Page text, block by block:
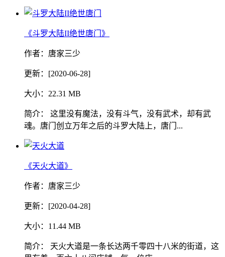
《斗罗大陆II绝世唐门》
作者：唐家三少
更新：[2020-06-28]
大小：22.31 MB
简介： 这里没有魔法，没有斗气，没有武术，却有武
魂。唐门创立万年之后的斗罗大陆上，唐门...
《天火大道》
作者：唐家三少
更新：[2020-04-28]
大小：11.44 MB
简介： 天火大道是一条长达两千零四十八米的街道，这